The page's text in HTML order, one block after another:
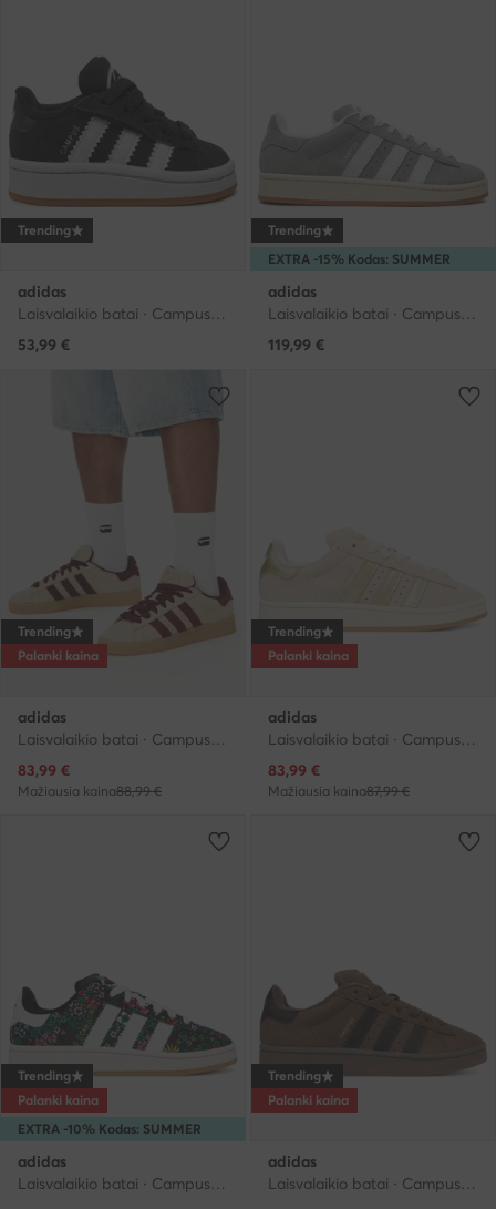
Trending
adidas
Laisvalaikio batai · Campus · Juoda
53,99 €
EXTRA -15% Kodas: SUMMER
Trending
adidas
Laisvalaikio batai · Campus · Pilka
119,99 €
Trending
Palanki kaina
adidas
Dabartinė kaina
83,99 €
Mažiausia kaina88,99 €
Trending
Palanki kaina
adidas
Dabartinė kaina
83,99 €
Mažiausia kaina87,99 €
EXTRA -10% Kodas: SUMMER
Trending
Palanki kaina
adidas
Laisvalaikio batai · Campus · Juoda
Trending
Palanki kaina
adidas
Laisvalaikio batai · Campus · Ruda